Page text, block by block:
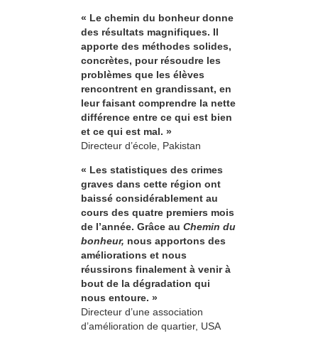
« Le chemin du bonheur donne
des résultats magnifiques. Il
apporte des méthodes solides,
concrètes, pour résoudre les
problèmes que les élèves
rencontrent en grandissant, en
leur faisant comprendre la nette
différence entre ce qui est bien
et ce qui est mal. »
Directeur d’école, Pakistan
« Les statistiques des crimes
graves dans cette région ont
baissé considérablement au
cours des quatre premiers mois
de l’année. Grâce au Chemin du
bonheur, nous apportons des
améliorations et nous
réussirons finalement à venir à
bout de la dégradation qui
nous entoure. »
Directeur d’une association
d’amélioration de quartier, USA